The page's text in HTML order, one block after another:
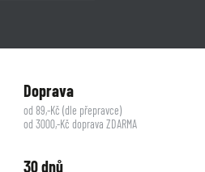
Doprava
od 89,-Kč (dle přepravce)
od 3000,-Kč doprava ZDARMA
30 dnů